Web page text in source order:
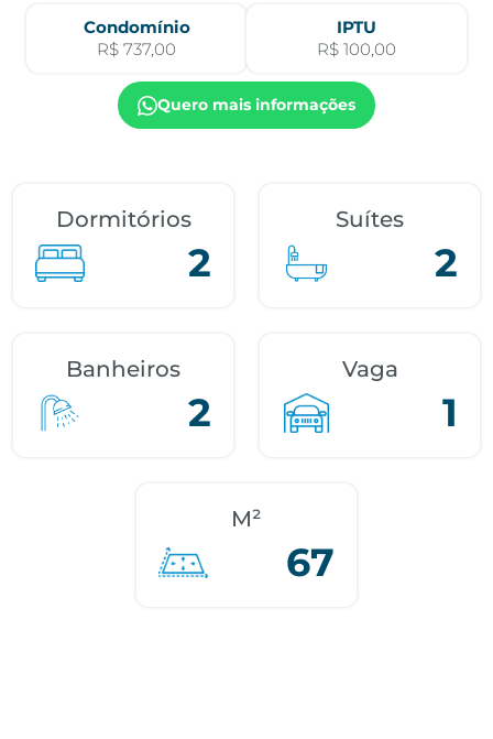
Condomínio
R$ 737,00
IPTU
R$ 100,00
Quero mais informações
Dormitórios
2
Suítes
2
Banheiros
2
Vaga
1
M²
67